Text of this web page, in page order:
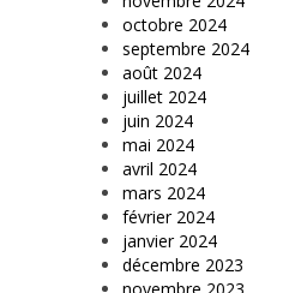
octobre 2024
septembre 2024
août 2024
juillet 2024
juin 2024
mai 2024
avril 2024
mars 2024
février 2024
janvier 2024
décembre 2023